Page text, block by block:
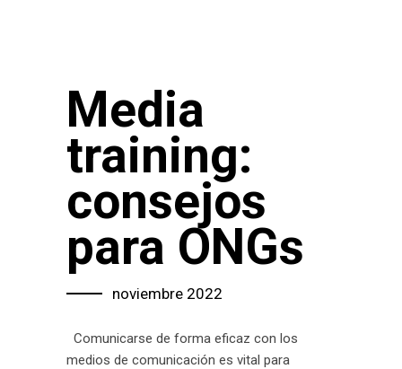
Media
training:
consejos
para ONGs
noviembre 2022
Comunicarse de forma eficaz con los
medios de comunicación es vital para